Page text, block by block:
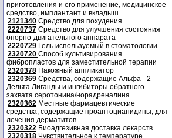
приготовления и его применение, медицинское
средство, имплантант и вкладыш
2121340 Средство для похудения
2220737 Средство для улучшения состояния
опорно-двигательного аппарата
2220729 Гель используемый в стоматологии
2320720 Способ культивирования
фибропластов для заместительной терапии
2320378 Накожный аппликатор
2320369 Средства, содержащие Альфа - 2 -
Дельта Лиганды и ингибиторы обратного
захвата серотонина/норадреналина
2320362 Местные фармацевтические
средства, содержащие проантоцианидины, для
лечения дерматитов
2320322 Биоадгезивная доставка лекарств
2320318 Чувствительное к температуре